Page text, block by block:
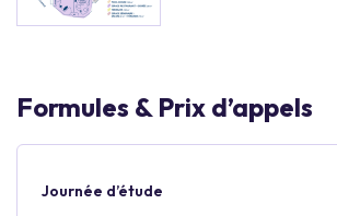
Formules & Prix d’appels
Journée d’étude